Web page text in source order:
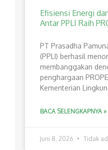
Efisiensi Energi
Antar PPLI Raih
PT Prasadha
(PPLI) berhasil
membanggakan
penghargaan
Kementerian
BACA SELENGKAPNYA »
Juni 8, 2026 Tidak